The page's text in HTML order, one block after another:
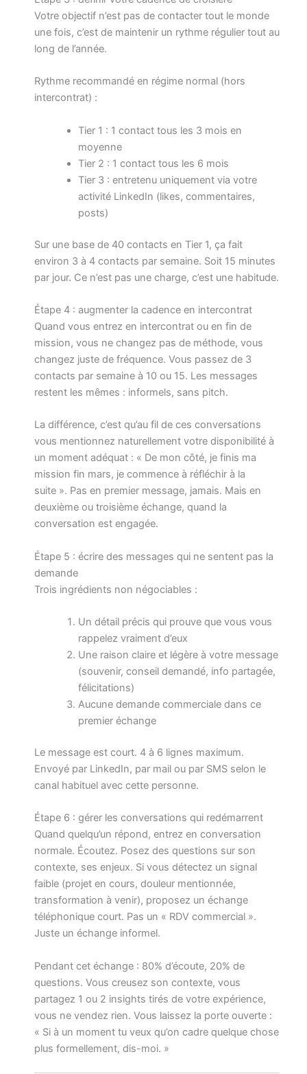
Votre objectif n’est pas de contacter tout le monde
une fois, c’est de maintenir un rythme régulier tout au
long de l’année.
Rythme recommandé en régime normal (hors
intercontrat) :
Tier 1 : 1 contact tous les 3 mois en
moyenne
Tier 2 : 1 contact tous les 6 mois
Tier 3 : entretenu uniquement via votre
activité LinkedIn (likes, commentaires,
posts)
Sur une base de 40 contacts en Tier 1, ça fait
environ 3 à 4 contacts par semaine. Soit 15 minutes
par jour. Ce n’est pas une charge, c’est une habitude.
Étape 4 : augmenter la cadence en intercontrat
Quand vous entrez en intercontrat ou en fin de
mission, vous ne changez pas de méthode, vous
changez juste de fréquence. Vous passez de 3
contacts par semaine à 10 ou 15. Les messages
restent les mêmes : informels, sans pitch.
La différence, c’est qu’au fil de ces conversations
vous mentionnez naturellement votre disponibilité à
un moment adéquat : « De mon côté, je finis ma
mission fin mars, je commence à réfléchir à la
suite ». Pas en premier message, jamais. Mais en
deuxième ou troisième échange, quand la
conversation est engagée.
Étape 5 : écrire des messages qui ne sentent pas la
demande
Trois ingrédients non négociables :
Un détail précis qui prouve que vous vous
rappelez vraiment d’eux
Une raison claire et légère à votre message
(souvenir, conseil demandé, info partagée,
félicitations)
Aucune demande commerciale dans ce
premier échange
Le message est court. 4 à 6 lignes maximum.
Envoyé par LinkedIn, par mail ou par SMS selon le
canal habituel avec cette personne.
Étape 6 : gérer les conversations qui redémarrent
Quand quelqu’un répond, entrez en conversation
normale. Écoutez. Posez des questions sur son
contexte, ses enjeux. Si vous détectez un signal
faible (projet en cours, douleur mentionnée,
transformation à venir), proposez un échange
téléphonique court. Pas un « RDV commercial ».
Juste un échange informel.
Pendant cet échange : 80% d’écoute, 20% de
questions. Vous creusez son contexte, vous
partagez 1 ou 2 insights tirés de votre expérience,
vous ne vendez rien. Vous laissez la porte ouverte :
« Si à un moment tu veux qu’on cadre quelque chose
plus formellement, dis-moi. »